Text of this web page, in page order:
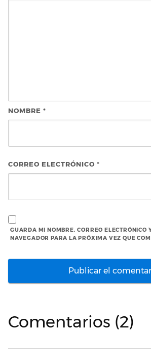
NOMBRE *
CORREO ELECTRÓNICO *
GUARDA MI NOMBRE, CORREO ELECTRÓNICO
NAVEGADOR PARA LA PRÓXIMA VEZ QUE
Comentarios (2)